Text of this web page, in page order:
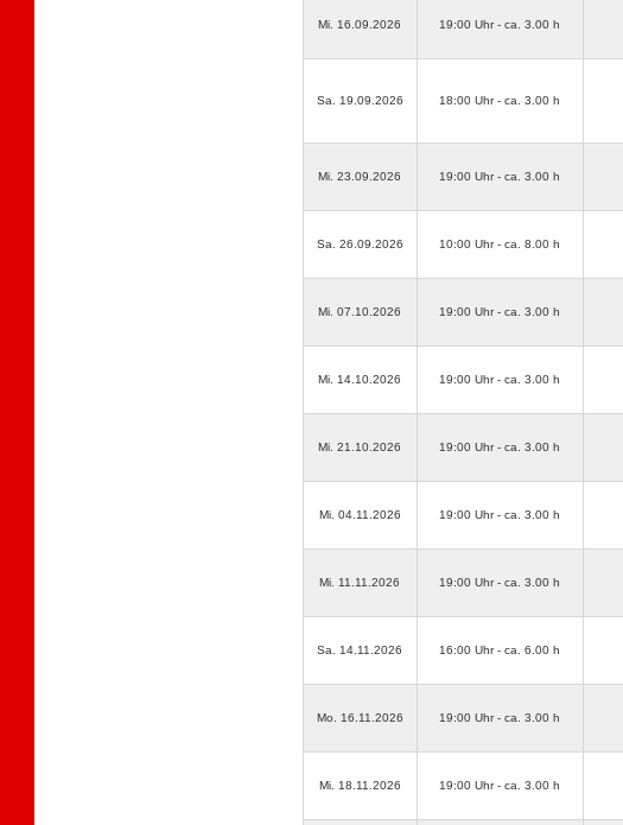
Mi. 16.09.2026 19:00 Uhr - ca. 3.00 h
Sa. 19.09.2026 18:00 Uhr - ca. 3.00 h
Mi. 23.09.2026 19:00 Uhr - ca. 3.00 h
Sa. 26.09.2026 10:00 Uhr - ca. 8.00 h
Mi. 07.10.2026 19:00 Uhr - ca. 3.00 h
Mi. 14.10.2026 19:00 Uhr - ca. 3.00 h
Mi. 21.10.2026 19:00 Uhr - ca. 3.00 h
Mi. 04.11.2026 19:00 Uhr - ca. 3.00 h
Mi. 11.11.2026 19:00 Uhr - ca. 3.00 h
Sa. 14.11.2026 16:00 Uhr - ca. 6.00 h
Mo. 16.11.2026 19:00 Uhr - ca. 3.00 h
Mi. 18.11.2026 19:00 Uhr - ca. 3.00 h